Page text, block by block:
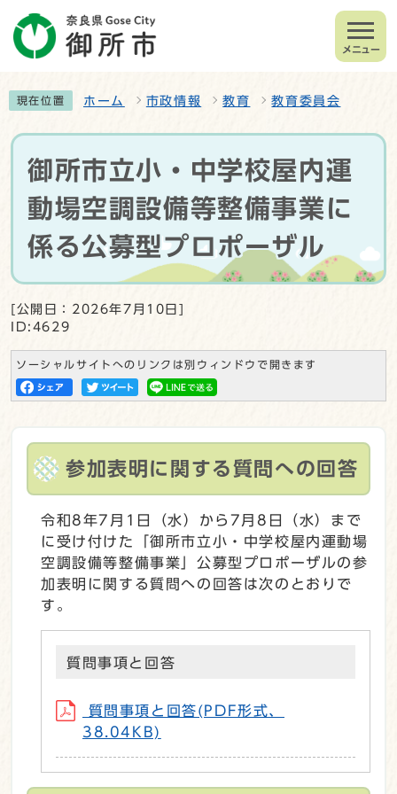
メニュー
現在位置 ホーム 市政情報 教育 教育委員会
御所市立小・中学校屋内運
動場空調設備等整備事業に
係る公募型プロポーザル
[公開日：2026年7月10日]
ID:4629
ソーシャルサイトへのリンクは別ウィンドウで開きます
参加表明に関する質問への回答
令和8年7月1日（水）から7月8日（水）まで
に受け付けた「御所市立小・中学校屋内運動場
空調設備等整備事業」公募型プロポーザルの参
加表明に関する質問への回答は次のとおりで
す。
質問事項と回答
質問事項と回答(PDF形式、
38.04KB)